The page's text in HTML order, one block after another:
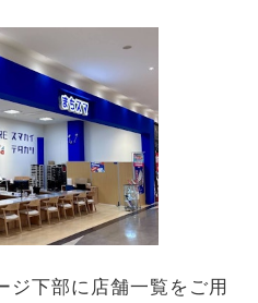
ジ下部に店舗一覧をご用